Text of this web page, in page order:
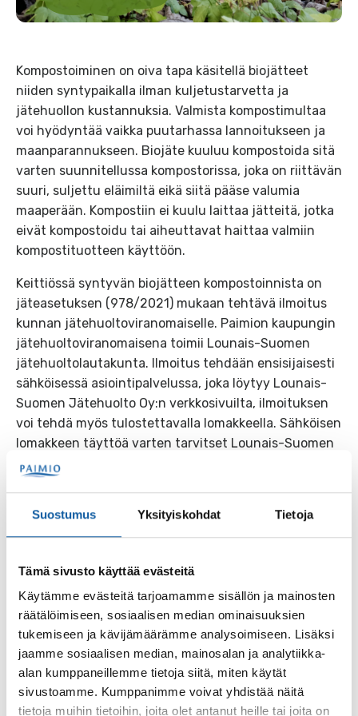
Suostumus Yksityiskohdat Tietoja
Tämä sivusto käyttää evästeitä
Käytämme evästeitä tarjoamamme sisällön ja mainosten
räätälöimiseen, sosiaalisen median ominaisuuksien
tukemiseen ja kävijämäärämme analysoimiseen. Lisäksi
jaamme sosiaalisen median, mainosalan ja analytiikka-
alan kumppaneillemme tietoja siitä, miten käytät
sivustoamme. Kumppanimme voivat yhdistää näitä
tietoja muihin tietoihin, joita olet antanut heille tai joita on
Kompostoiminen on oiva tapa käsitellä biojätteet
niiden syntypaikalla ilman kuljetustarvetta ja
jätehuollon kustannuksia. Valmista kompostimultaa
voi hyödyntää vaikka puutarhassa lannoitukseen ja
maanparannukseen. Biojäte kuuluu kompostoida sitä
varten suunnitellussa kompostorissa, joka on riittävän
suuri, suljettu eläimiltä eikä siitä pääse valumia
maaperään. Kompostiin ei kuulu laittaa jätteitä, jotka
eivät kompostoidu tai aiheuttavat haittaa valmiin
kompostituotteen käyttöön.
Keittiössä syntyvän biojätteen kompostoinnista on
jäteasetuksen (978/2021) mukaan tehtävä ilmoitus
kunnan jätehuoltoviranomaiselle. Paimion kaupungin
jätehuoltoviranomaisena toimii Lounais-Suomen
jätehuoltolautakunta. Ilmoitus tehdään ensisijaisesti
sähköisessä asiointipalvelussa, joka löytyy Lounais-
Suomen Jätehuolto Oy:n verkkosivuilta, ilmoituksen
voi tehdä myös tulostettavalla lomakkeella. Sähköisen
lomakkeen täyttöä varten tarvitset Lounais-Suomen
jätehuolto Oy:n lähettämästä jätehuollon
perusmaksulaskusta löytyvän asiakasnumeron.
laskun numero. Uutisen lopussa olevan linkin takaa
löytyy lisätietoja ja lomake. Ilmoitukset käynnissä
loppuun mennessä.
Lisätietoja ja kompostoinnista ilmoittaminen
Linkki avautuu uuteen välilehteen